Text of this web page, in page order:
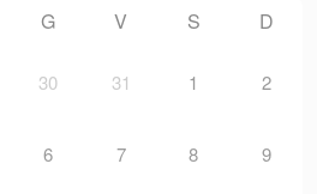
G V S D
30 31 1 2
6 7 8 9